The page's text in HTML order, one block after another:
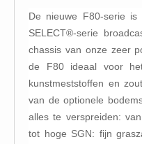
Dooikorrel Ureum (11)
Nitriet Pekel Zout 0.55%
Onthardingszout (1)
Strooizout BigBags (6)
De nieuwe F80-serie
SELECT®-serie
chassis van onze zeer
de F80 ideaal voor
kunstmeststoffen en
van de optionele
alles te verspreiden:
tot hoge SGN: fijn